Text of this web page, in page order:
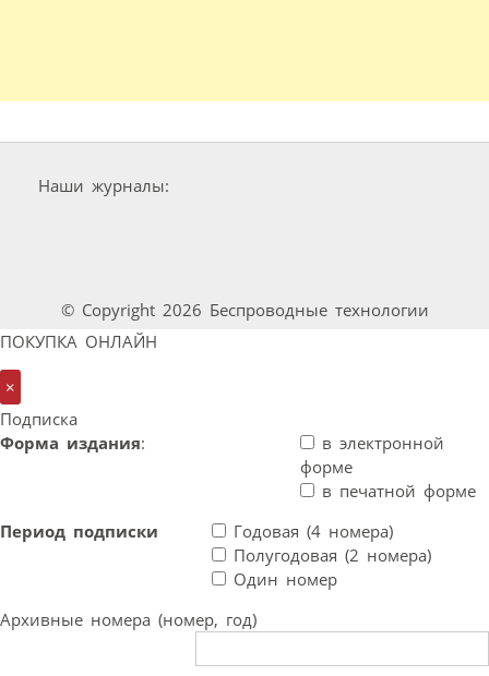
Наши журналы:
© Copyright 2026 Беспроводные технологии
ПОКУПКА ОНЛАЙН
×
Подписка
Форма издания:
в электронной
форме
в печатной форме
Период подписки
Годовая (4 номера)
Полугодовая (2 номера)
Один номер
Архивные номера (номер, год)